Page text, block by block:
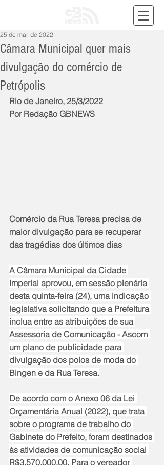
Câmara Municipal quer mais
divulgação do comércio de
Petrópolis
25 de mar. de 2022
Rio de Janeiro, 25/3/2022
Por Redação GBNEWS
Comércio da Rua Teresa precisa de
maior divulgação para se recuperar
das tragédias dos últimos dias
A Câmara Municipal da Cidade
Imperial aprovou, em sessão plenária
desta quinta-feira (24), uma indicação
legislativa solicitando que a Prefeitura
inclua entre as atribuições de sua
Assessoria de Comunicação - Ascom
um plano de publicidade para
divulgação dos polos de moda do
Bingen e da Rua Teresa.
De acordo com o Anexo 06 da Lei
Orçamentária Anual (2022), que trata
sobre o programa de trabalho do
Gabinete do Prefeito, foram destinados
às atividades de comunicação social
R$3.570.000,00. Para o vereador